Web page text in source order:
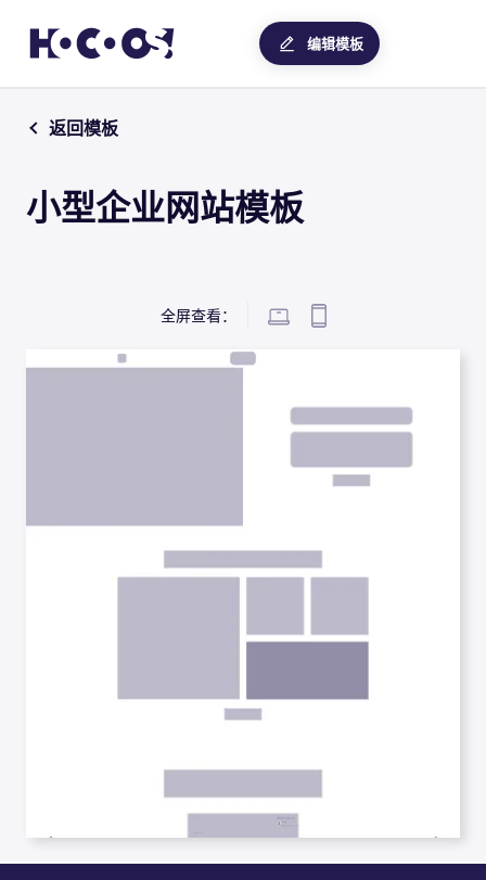
编辑模板
返回模板
小型企业网站模板
全屏查看：